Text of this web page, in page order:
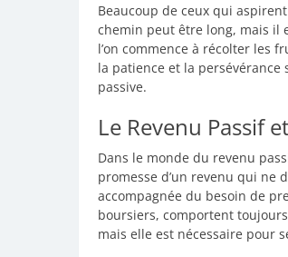
Beaucoup de ceux qui
chemin peut être long, mais il
l’on commence à récolter les
la patience et la
passive.
Le Revenu Passif
Dans le monde du revenu
promesse d’un revenu qui ne
accompagnée du besoin de
boursiers, comportent
mais elle est nécessaire pour